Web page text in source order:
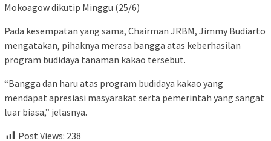
Mokoagow dikutip Minggu (25/6)
Pada kesempatan yang sama, Chairman JRBM, Jimmy Budiarto
mengatakan, pihaknya merasa bangga atas keberhasilan
program budidaya tanaman kakao tersebut.
“Bangga dan haru atas program budidaya kakao yang
mendapat apresiasi masyarakat serta pemerintah yang sangat
luar biasa,” jelasnya.
Post Views: 238